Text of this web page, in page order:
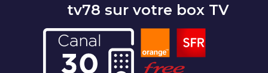
tv78 sur votre box TV